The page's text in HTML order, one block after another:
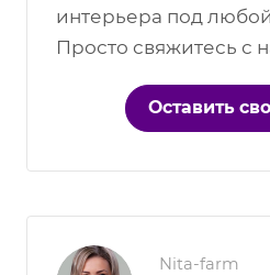
интерьера под
Просто свяжитесь с
Оставить
Nita-farm